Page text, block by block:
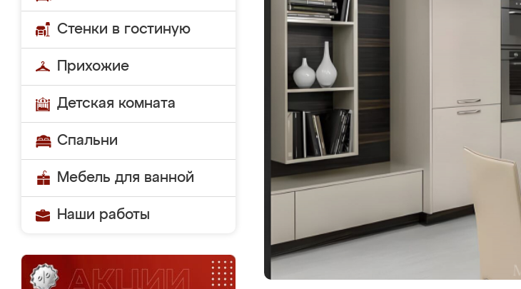
Стенки в гостиную
Прихожие
Детская комната
Спальни
Мебель для ванной
Наши работы